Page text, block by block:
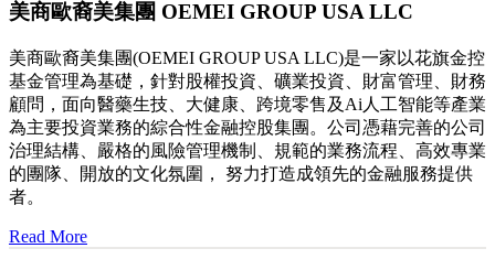
美商歐裔美集團 OEMEI GROUP USA LLC
美商歐裔美集團(OEMEI GROUP USA LLC)是一家以花旗金控
基金管理為基礎，針對股權投資、礦業投資、財富管理、財務
顧問，面向醫藥生技、大健康、跨境零售及Ai人工智能等產業
為主要投資業務的綜合性金融控股集團。公司憑藉完善的公司
治理結構、嚴格的風險管理機制、規範的業務流程、高效專業
的團隊、開放的文化氛圍， 努力打造成領先的金融服務提供
者。
Read More